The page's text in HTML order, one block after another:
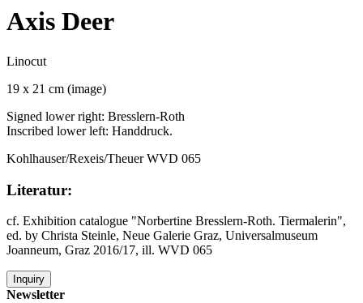
Axis Deer
Linocut
19 x 21 cm (image)
Signed lower right: Bresslern-Roth
Inscribed lower left: Handdruck.
Kohlhauser/Rexeis/Theuer WVD 065
Literatur:
cf. Exhibition catalogue "Norbertine Bresslern-Roth. Tiermalerin",
ed. by Christa Steinle, Neue Galerie Graz, Universalmuseum
Joanneum, Graz 2016/17, ill. WVD 065
Inquiry
Newsletter